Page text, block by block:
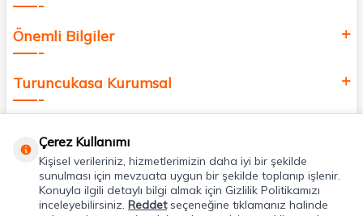
Önemli Bilgiler
Turuncukasa Kurumsal
Uygulamalarımız
Çerez Kullanımı
Kişisel verileriniz, hizmetlerimizin daha iyi bir şekilde
sunulması için mevzuata uygun bir şekilde toplanıp işlenir.
Konuyla ilgili detaylı bilgi almak için Gizlilik Politikamızı
inceleyebilirsiniz. Reddetseçeneğine tıklamanız halinde